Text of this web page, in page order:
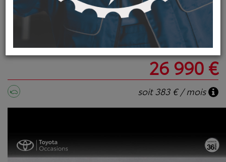
DESIGNPACKCARGO VD
8 500 km / 2025
26 990 €
soit 383 € / mois